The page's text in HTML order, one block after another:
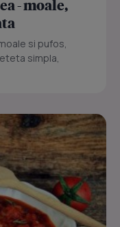
- moale,
si pufos,
simpla,